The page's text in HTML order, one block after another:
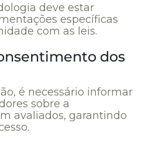
deve estar
específicas
com as leis.
dos
é necessário informar
sobre a
avaliados, garantindo